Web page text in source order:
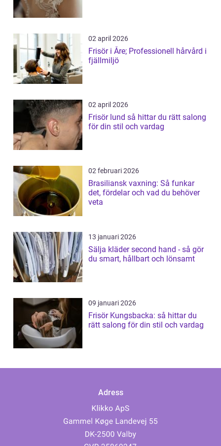
02 april 2026
Frisör i Åre; Professionell hårvård i
fjällmiljö
02 april 2026
Frisör lund så hittar du rätt salong
för din stil och vardag
02 februari 2026
Brasiliansk vaxning: Så funkar
det, fördelar och vad du behöver
veta
13 januari 2026
Sälja kläder second hand - så gör
du smart, hållbart och lönsamt
09 januari 2026
Frisör Kungsbacka: så hittar du
rätt salong för din stil och vardag
Adress